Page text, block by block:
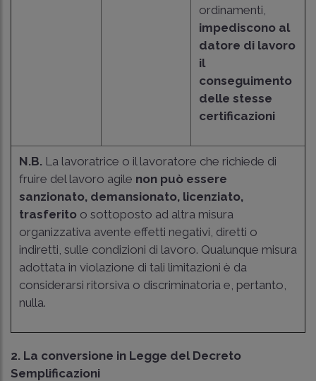
ordinamenti,
impediscono al
datore di lavoro
il
conseguimento
delle stesse
certificazioni
N.B. La lavoratrice o il lavoratore che richiede di
fruire del lavoro agile non può essere
sanzionato, demansionato, licenziato,
trasferito o sottoposto ad altra misura
organizzativa avente effetti negativi, diretti o
indiretti, sulle condizioni di lavoro. Qualunque misura
adottata in violazione di tali limitazioni è da
considerarsi ritorsiva o discriminatoria e, pertanto,
nulla.
2. La conversione in Legge del Decreto
Semplificazioni